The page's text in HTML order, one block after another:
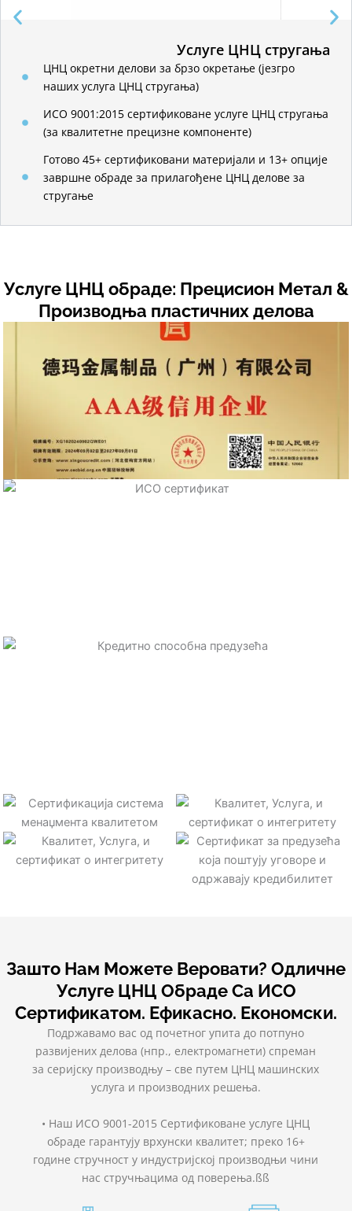
Услуге ЦНЦ стругања
ЦНЦ окретни делови за брзо окретање (језгро
наших услуга ЦНЦ стругања)
ИСО 9001:2015 сертификоване услуге ЦНЦ стругања
(за квалитетне прецизне компоненте)
Готово 45+ сертификовани материјали и 13+ опције
завршне обраде за прилагођене ЦНЦ делове за
стругање
Услуге ЦНЦ обраде: Прецисион Метал &
Производња пластичних делова
Зашто Нам Можете Веровати? Одличне
Услуге ЦНЦ Обраде Са ИСО
Сертификатом. Ефикасно. Економски.
Подржавамо вас од почетног упита до потпуно
развијених делова (нпр., електромагнети) спреман
за серијску производњу – све путем ЦНЦ машинских
услуга и производних решења.
• Наш ИСО 9001-2015 Сертификоване услуге ЦНЦ
обраде гарантују врхунски квалитет; преко 16+
године стручност у индустријској производњи чини
нас стручњацима од поверења.ßß